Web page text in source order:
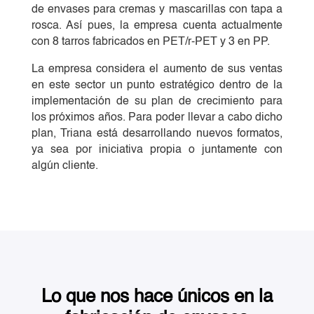
de envases para cremas y mascarillas con tapa a
rosca. Así pues, la empresa cuenta actualmente
con 8 tarros fabricados en PET/r-PET y 3 en PP.
La empresa considera el aumento de sus ventas
en este sector un punto estratégico dentro de la
implementación de su plan de crecimiento para
los próximos años. Para poder llevar a cabo dicho
plan, Triana está desarrollando nuevos formatos,
ya sea por iniciativa propia o juntamente con
algún cliente.
Lo que nos hace únicos en la